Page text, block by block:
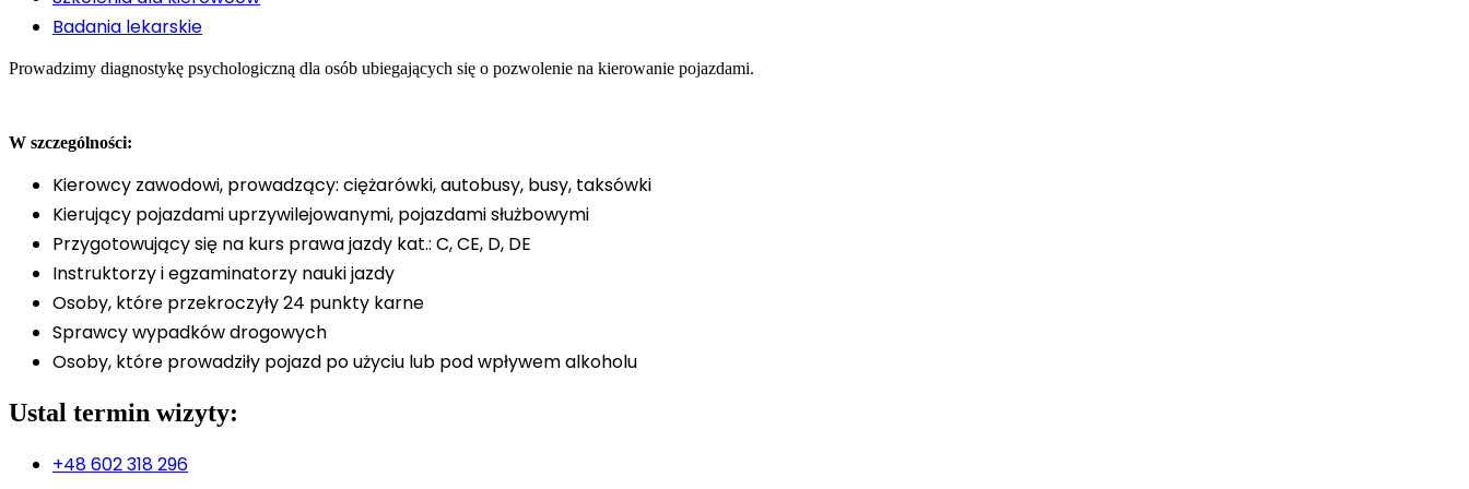
Badania lekarskie
Prowadzimy diagnostykę psychologiczną dla osób ubiegających się o pozwolenie na kierowanie pojazdami.
W szczególności:
Kierowcy zawodowi, prowadzący: ciężarówki, autobusy, busy, taksówki
Kierujący pojazdami uprzywilejowanymi, pojazdami służbowymi
Przygotowujący się na kurs prawa jazdy kat.: C, CE, D, DE
Instruktorzy i egzaminatorzy nauki jazdy
Osoby, które przekroczyły 24 punkty karne
Sprawcy wypadków drogowych
Osoby, które prowadziły pojazd po użyciu lub pod wpływem alkoholu
Ustal termin wizyty:
+48 602 318 296